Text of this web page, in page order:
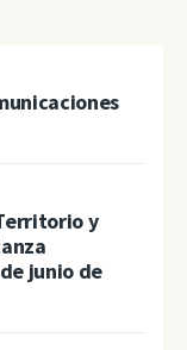
y
junio de